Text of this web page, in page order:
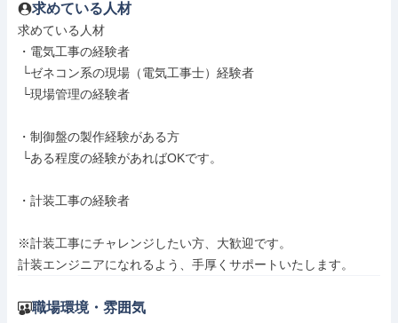
求めている人材
求めている人材
・電気工事の経験者
・制御盤の製作経験がある方
・計装工事の経験者
※計装工事にチャレンジしたい方、大歓迎です。
計装エンジニアになれるよう、手厚くサポートいたします。
職場環境・雰囲気